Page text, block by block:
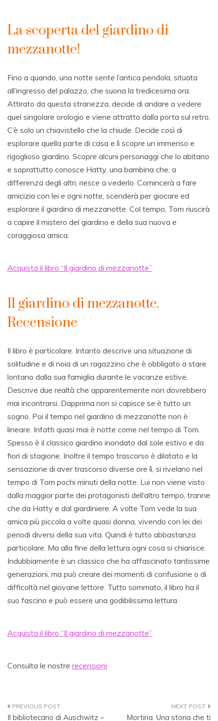
La scoperta del giardino di
mezzanotte!
Fino a quando, una notte sente l’antica pendola, situata
all’ingresso del palazzo, che suona la tredicesima ora.
Attirato da questa stranezza, decide di andare a vedere
quel singolare orologio e viene attratto dalla porta sul retro.
C’è solo un chiavistello che la chiude. Decide così di
esplorare quella parte di casa e lì scopre un immenso e
rigoglioso giardino. Scopre alcuni personaggi che lo abitano
e soprattutto conosce Hatty, una bambina che, a
differenza degli altri, riesce a vederlo. Comincerà a fare
amicizia con lei e ogni notte, scenderà per giocare ed
esplorare il giardino di mezzanotte. Col tempo, Tom riuscirà
a capire il mistero del giardino e della sua nuova e
coraggiosa amica.
Acquista il libro “Il giardino di mezzanotte”
Il giardino di mezzanotte.
Recensione
Il libro è particolare. Intanto descrive una situazione di
solitudine e di noia di un ragazzino che è obbligato a stare
lontano dalla sua famiglia durante le vacanze estive.
Descrive due realtà che apparentemente non dovrebbero
mai incontrarsi. Dapprima non si capisce se è tutto un
sogno. Poi il tempo nel giardino di mezzanotte non è
lineare. Infatti quasi mai è notte come nel tempo di Tom.
Spesso è il classico giardino inondato dal sole estivo e da
fiori di stagione. Inoltre il tempo trascorso è dilatato e la
sensazione di aver trascorso diverse ore lì, si rivelano nel
tempo di Tom pochi minuti della notte. Lui non viene visto
dalla maggior parte dei protagonisti dell’altro tempo, tranne
che da Hatty e dal giardiniere. A volte Tom vede la sua
amica più piccola a volte quasi donna, vivendo con lei dei
periodi diversi della sua vita. Quindi è tutto abbastanza
particolare. Ma alla fine della lettura ogni cosa si chiarisce.
Indubbiamente è un classico che ha affascinato tantissime
generazioni, ma può creare dei momenti di confusione o di
difficoltà nel giovane lettore. Tutto sommato, il libro ha il
suo fascino e può essere una godibilissima lettura.
Acquista il libro “Il giardino di mezzanotte”
Consulta le nostre recensioni
Navigazione
Il bibliotecario di Auschwitz – Mortina. Una storia che ti